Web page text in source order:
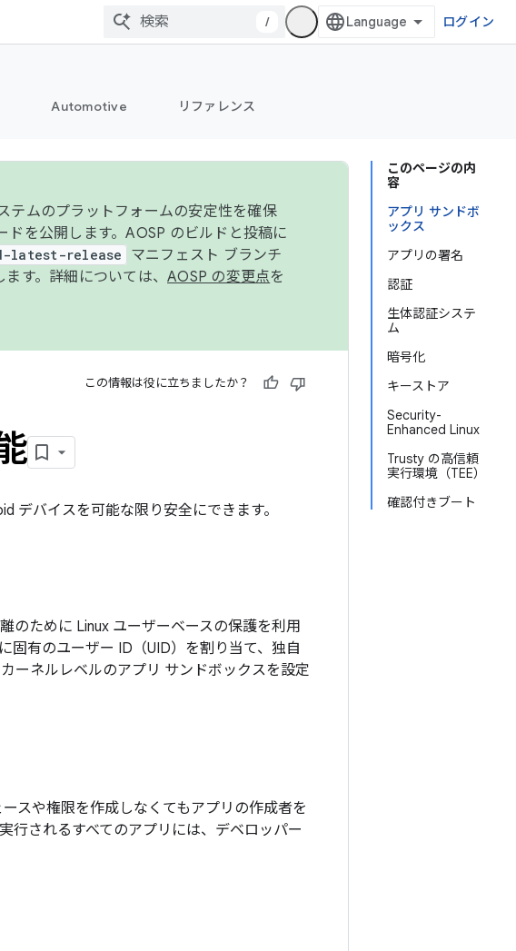
/ ログイン
Automotive リファレンス
このページの内
容
アプリ サンドボ
ックス
アプリの署名
認証
生体認証システ
ム
暗号化
キーストア
Security-
Enhanced Linux
Trusty の高信頼
実行環境（TEE）
確認付きブート
テムのプラットフォームの安定性を確保
を公開します。AOSP のビルドと投稿に
latest-release
マニフェスト ブランチ
す。詳細については、 AOSP の変更点を
この情報は役に立ちましたか？
デバイスを可能な限り安全にできます。
のために Linux ユーザーベースの保護を利用
固有のユーザー ID（UID）を割り当て、独自
ーネルレベルのアプリ サンドボックスを設定
スや権限を作成しなくてもアプリの作成者を
行されるすべてのアプリには、デベロッパー